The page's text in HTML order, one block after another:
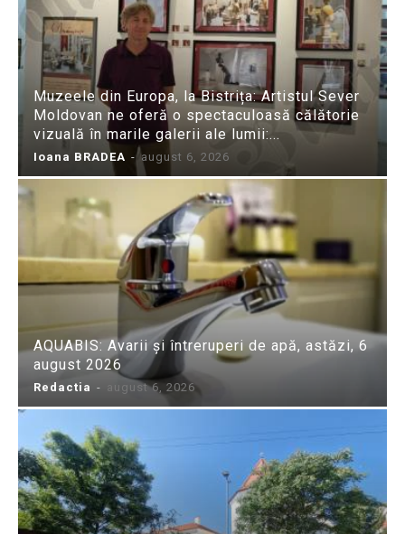
Muzeele din Europa, la Bistrița: Artistul Sever
Moldovan ne oferă o spectaculoasă călătorie
vizuală în marile galerii ale lumii:...
Ioana BRADEA - august 6, 2026
AQUABIS: Avarii și întreruperi de apă, astăzi, 6
august 2026
Redactia - august 6, 2026